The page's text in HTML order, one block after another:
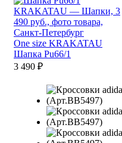
One size KRAKATAU
Шапка Pu66/1
3 490 ₽